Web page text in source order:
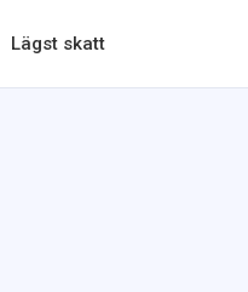
Lägst skatt